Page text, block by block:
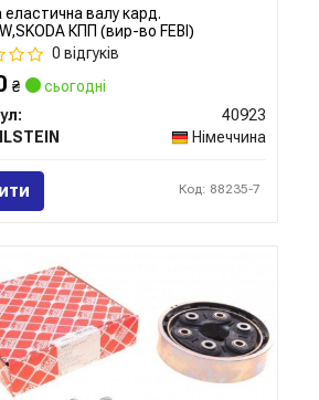
валу кард.
КПП (вир-во FEBI)
0 відгуків
₴
сьогодні
40923
Німеччина
Код: 88235-7